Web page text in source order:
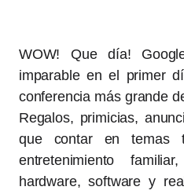
WOW! Que día!
imparable en el primer
conferencia más grande
Regalos, primicias,
que contar en temas
entretenimiento
hardware, software y